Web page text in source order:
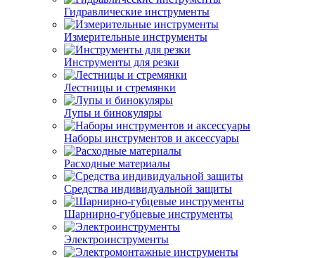
Гидравлические инструменты
Измерительные инструменты
Инструменты для резки
Лестницы и стремянки
Лупы и бинокуляры
Наборы инструментов и аксессуары
Расходные материалы
Средства индивидуальной защиты
Шарнирно-губцевые инструменты
Электроинструменты